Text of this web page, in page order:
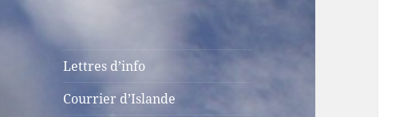
Lettres d’info
Courrier d’Islande